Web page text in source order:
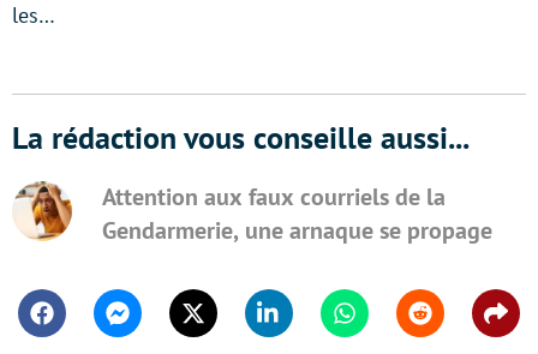
les…
La rédaction vous conseille aussi...
Attention aux faux courriels de la
Gendarmerie, une arnaque se propage
FacebookMessengerTwitter Linkedin WhatsappReddit